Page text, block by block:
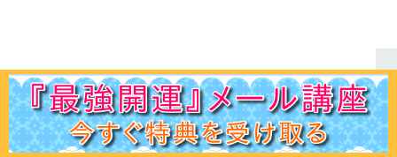
ホーム 初見の方へﾌﾟﾛﾌｨｰﾙ 鑑定ﾒﾆｭｰ運命学講座易占講座お客様声体験談 記事一覧お問合せ Q＆A 出版書